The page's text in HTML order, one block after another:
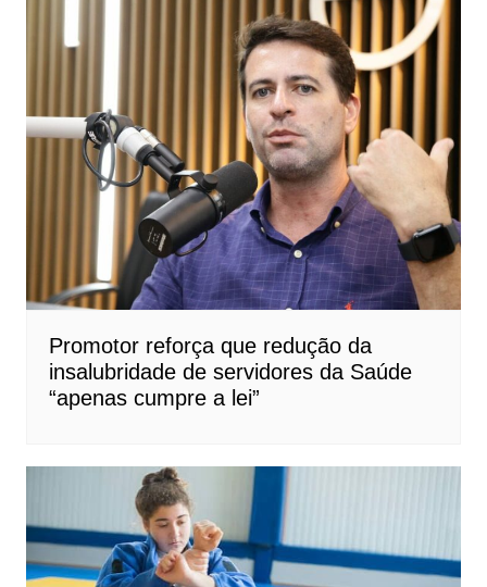
Promotor reforça que redução da
insalubridade de servidores da Saúde
“apenas cumpre a lei”